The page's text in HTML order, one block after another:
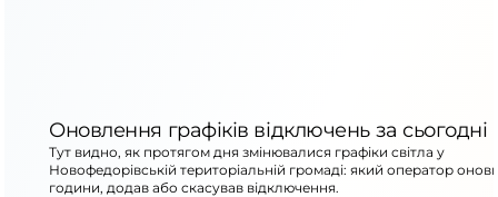
Оновлення графіків відключень за сьогодні
Тут видно, як протягом дня змінювалися графіки світла у
Новофедорівській територіальній громаді: який оператор
години, додав або скасував відключення.